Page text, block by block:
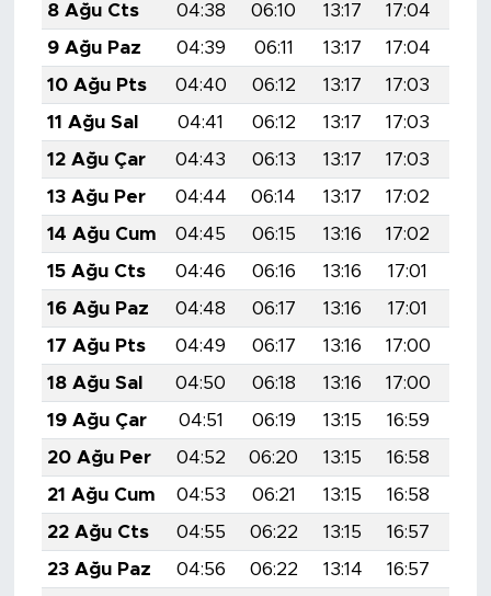
8 Ağu Cts
04:38 06:10 13:17 17:04
9 Ağu Paz
04:39 06:11 13:17 17:04
10 Ağu Pts
04:40 06:12 13:17 17:03
11 Ağu Sal
04:41 06:12 13:17 17:03
12 Ağu Çar
04:43 06:13 13:17 17:03
13 Ağu Per
04:44 06:14 13:17 17:02
14 Ağu Cum
04:45 06:15 13:16 17:02
15 Ağu Cts
04:46 06:16 13:16 17:01
16 Ağu Paz
04:48 06:17 13:16 17:01
17 Ağu Pts
04:49 06:17 13:16 17:00
18 Ağu Sal
04:50 06:18 13:16 17:00
19 Ağu Çar
04:51 06:19 13:15 16:59
20 Ağu Per
04:52 06:20 13:15 16:58
21 Ağu Cum
04:53 06:21 13:15 16:58
22 Ağu Cts
04:55 06:22 13:15 16:57
23 Ağu Paz
04:56 06:22 13:14 16:57